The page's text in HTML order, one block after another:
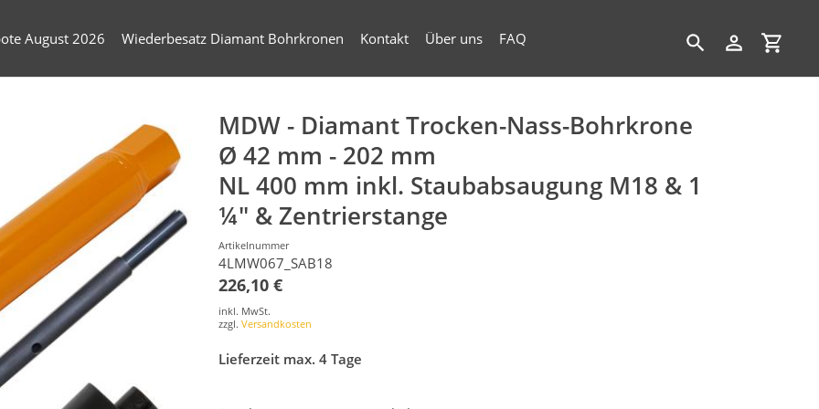
August 2026 Wiederbesatz Diamant Bohrkronen Kontakt Über uns FAQ
SuchenEinloggen
MDW - Diamant Trocken-Nass-Bohrkrone
Ø 42 mm - 202 mm
NL 400 mm inkl. Staubabsaugung M18 & 1
¼" & Zentrierstange
Artikelnummer
4LMW067_SAB18
226,10 €
inkl. MwSt.
zzgl. Versandkosten
Lieferzeit max. 4 Tage